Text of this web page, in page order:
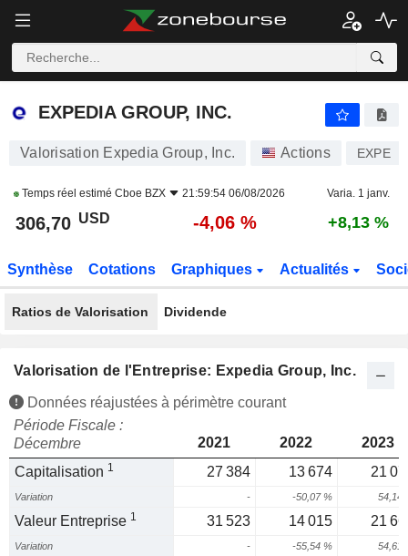
EXPEDIA GROUP, INC.
EXPEDIA GROUP, INC.
Valorisation Expedia Group, Inc. Actions EXPE
Temps réel estimé Cboe BZX 21:59:54 06/08/2026 Varia. 1 janv.
306,70 USD -4,06 % +8,13 %
Synthèse Cotations Graphiques Actualités
Ratios de Valorisation Dividende
Valorisation de l'Entreprise: Expedia Group, Inc.
Données réajustées à périmètre courant
Période Fiscale :
Décembre
2021 2022
2023
Capitalisation 1 27 384 13 674 21
Variation - -50,07 % 54,14
Valeur Entreprise 1 31 523 14 015 21
Variation - -55,54 % 54,61